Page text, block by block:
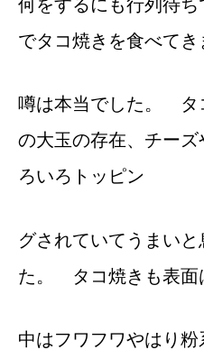
何をするにも行列待
でタコ焼きを食べて
噂は本当でした。 タ
の大玉の存在、チー
ろいろトッピン
グされていてうまい
た。 タコ焼きも表面
中はフワフワやはり